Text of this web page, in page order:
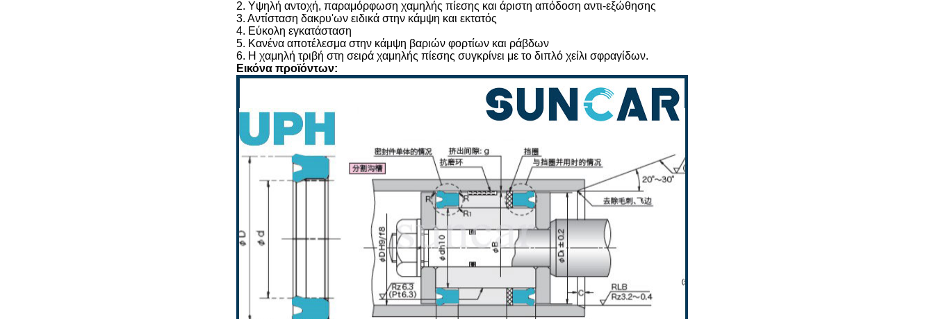
2. Υψηλή αντοχή, παραμόρφωση χαμηλής πίεσης και άριστη απόδοση αντι-εξώθησης
3. Αντίσταση δακρυ'ων ειδικά στην κάμψη και εκτατός
4. Εύκολη εγκατάσταση
5. Κανένα αποτέλεσμα στην κάμψη βαριών φορτίων και ράβδων
6. Η χαμηλή τριβή στη σειρά χαμηλής πίεσης συγκρίνει με το διπλό χείλι σφραγίδων.
Εικόνα προϊόντων: